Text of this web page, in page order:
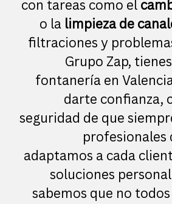
con tareas como el
o la limpieza de
filtraciones y
Grupo Zap,
fontanería en
darte confianza,
seguridad de que
profesionales
adaptamos a cada
soluciones
sabemos que no